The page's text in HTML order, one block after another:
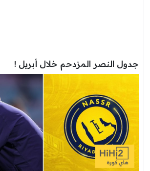
جدول النصر المزدحم خلال أبريل !